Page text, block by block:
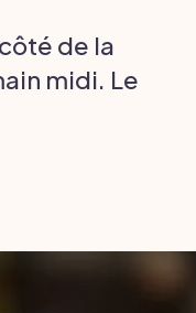
de la
midi. Le